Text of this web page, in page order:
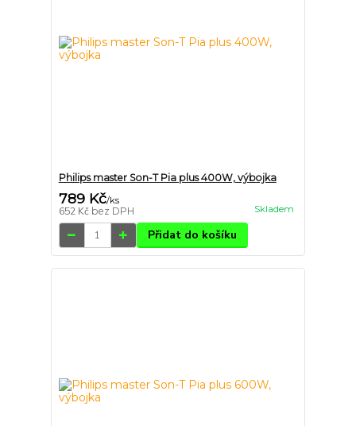
Philips master Son-T Pia plus 400W, výbojka
789 Kč/ks
652 Kč bez DPH Skladem
Přidat do košíku